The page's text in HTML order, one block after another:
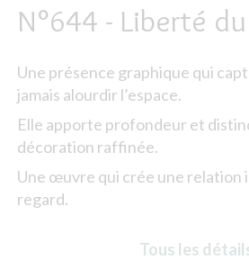
N°644 - Liberté
Une présence graphique qui
jamais alourdir l’espace.
Elle apporte profondeur et
décoration raffinée.
Une œuvre qui crée une relation
regard.
Tous les